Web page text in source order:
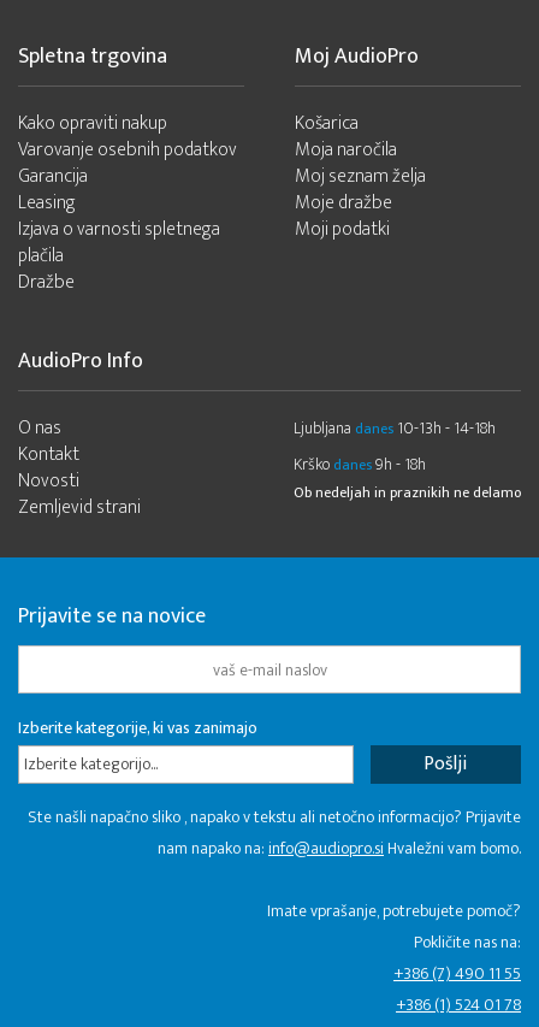
Spletna trgovina
Kako opraviti nakup
Varovanje osebnih podatkov
Garancija
Leasing
Izjava o varnosti spletnega
plačila
Dražbe
Moj AudioPro
Košarica
Moja naročila
Moj seznam želja
Moje dražbe
Moji podatki
AudioPro Info
O nas
Kontakt
Novosti
Zemljevid strani
Ljubljana danes 10-13h - 14-18h
Krško danes9h - 18h
Ob nedeljah in praznikih ne delamo
Prijavite se na novice
Izberite kategorije, ki vas zanimajo
Izberite kategorijo...
Ste našli napačno sliko , napako v tekstu ali netočno informacijo? Prijavite
nam napako na:info@audiopro.siHvaležni vam bomo.
Imate vprašanje, potrebujete pomoč?
Pokličite nas na:
+386 (7) 490 11 55
+386 (1) 524 01 78